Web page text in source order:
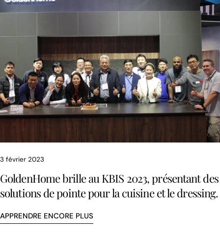
3 février 2023
GoldenHome brille au KBIS 2023, présentant des
solutions de pointe pour la cuisine et le dressing.
APPRENDRE ENCORE PLUS